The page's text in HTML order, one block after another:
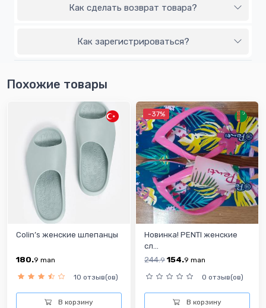
Как сделать возврат товара?
Как зарегистрироваться?
Похожие товары
Colin’s женские шлепанцы
180.9 man
10 отзыв(ов)
В корзину
-37%
Новинка! PENTI женские
сл...
244.9 154.9 man
0 отзыв(ов)
В корзину